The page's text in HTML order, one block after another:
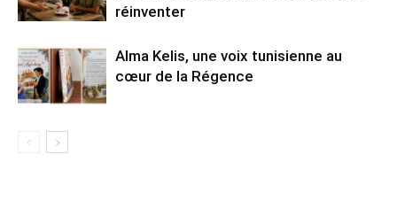
réinventer
Alma Kelis, une voix tunisienne au
cœur de la Régence